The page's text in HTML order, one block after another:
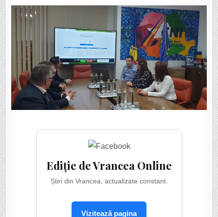
Ediție de Vrancea Online
Știri din Vrancea, actualizate constant.
Vizitează pagina